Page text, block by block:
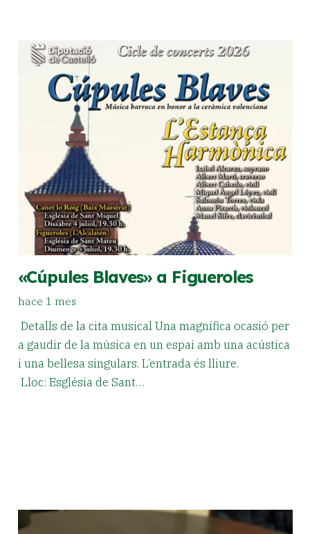
«Cúpules Blaves» a Figueroles
hace 1 mes
Detalls de la cita musical Una magnífica ocasió per
a gaudir de la música en un espai amb una acústica
i una bellesa singulars. L’entrada és lliure.
Lloc: Església de Sant…